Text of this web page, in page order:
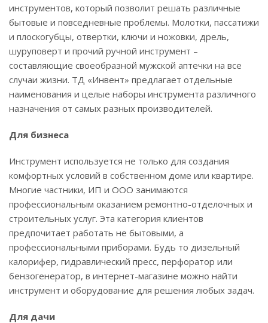
инструментов, который позволит решать различные
бытовые и повседневные проблемы. Молотки, пассатижи
и плоскогубцы, отвертки, ключи и ножовки, дрель,
шуруповерт и прочий ручной инструмент –
составляющие своеобразной мужской аптечки на все
случаи жизни. ТД «Инвент» предлагает отдельные
наименования и целые наборы инструмента различного
назначения от самых разных производителей.
Для бизнеса
Инструмент используется не только для создания
комфортных условий в собственном доме или квартире.
Многие частники, ИП и ООО занимаются
профессиональным оказанием ремонтно-отделочных и
строительных услуг. Эта категория клиентов
предпочитает работать не бытовыми, а
профессиональными приборами. Будь то дизельный
калорифер, гидравлический пресс, перфоратор или
бензогенератор, в интернет-магазине можно найти
инструмент и оборудование для решения любых задач.
Для дачи